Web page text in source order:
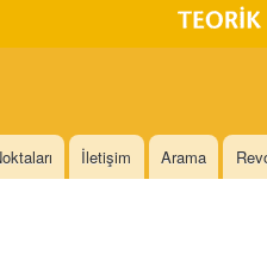
İletişim Arama